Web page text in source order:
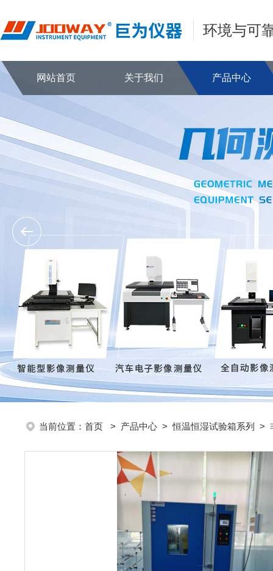
环境与可
网站首页 关于我们 产品中心
当前位置： 首页 > 产品中心 >恒温恒湿试验箱系列 >